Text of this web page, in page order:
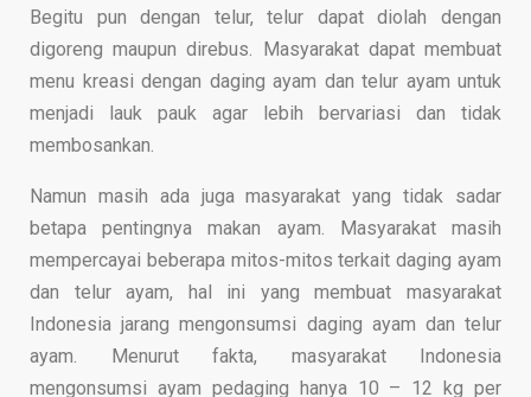
Begitu pun dengan telur, telur dapat diolah dengan
digoreng maupun direbus.
Masyarakat dapatmembuat
menu kreasi dengan daging ayam dan telur ayam untuk
menjadi lauk pauk agar lebih bervariasi dan tidak
membosankan.
Namun masih ada juga masyarakat yang tidak sadar
betapapentingnya makan ayam. Masyarakat masih
mempercayai beberapa mitos-mitos terkait daging ayam
dan telur ayam, hal ini yang membuat masyarakat
Indonesia jarang mengonsumsi daging ayam dan telur
ayam. Menurut fakta, masyarakat Indonesia
mengonsumsi ayam pedaging hanya 10 – 12 kg per